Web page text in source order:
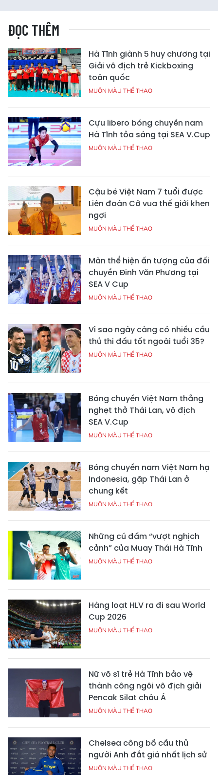
ĐỌC THÊM
Hà Tĩnh giành 5 huy chương tại
Giải vô địch trẻ Kickboxing
toàn quốc
MUÔN MÀU THỂ THAO
Cựu libero bóng chuyền nam
Hà Tĩnh tỏa sáng tại SEA V.Cup
MUÔN MÀU THỂ THAO
Cậu bé Việt Nam 7 tuổi được
Liên đoàn Cờ vua thế giới khen
ngợi
MUÔN MÀU THỂ THAO
Màn thể hiện ấn tượng của đối
chuyền Đinh Văn Phương tại
SEA V Cup
MUÔN MÀU THỂ THAO
Vì sao ngày càng có nhiều cầu
thủ thi đấu tốt ngoài tuổi 35?
MUÔN MÀU THỂ THAO
Bóng chuyền Việt Nam thắng
nghẹt thở Thái Lan, vô địch
SEA V.Cup
MUÔN MÀU THỂ THAO
Bóng chuyền nam Việt Nam hạ
Indonesia, gặp Thái Lan ở
chung kết
MUÔN MÀU THỂ THAO
Những cú đấm “vượt nghịch
cảnh” của Muay Thái Hà Tĩnh
MUÔN MÀU THỂ THAO
Hàng loạt HLV ra đi sau World
Cup 2026
MUÔN MÀU THỂ THAO
Nữ võ sĩ trẻ Hà Tĩnh bảo vệ
thành công ngôi vô địch giải
Pencak Silat châu Á
MUÔN MÀU THỂ THAO
Chelsea công bố cầu thủ
người Anh đắt giá nhất lịch sử
MUÔN MÀU THỂ THAO